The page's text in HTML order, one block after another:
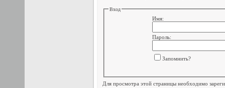
Вход
Имя:
Пароль:
Запомнить?
Для просмотра этой страницы необходимо